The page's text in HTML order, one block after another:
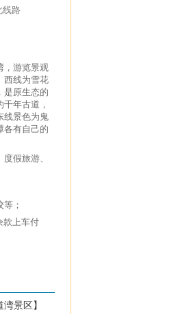
线路
，游览景观
西线为雪花
是原生态的
年古道，
线景色为鬼
各有自己的
假旅游、
；
款上车付
景区】